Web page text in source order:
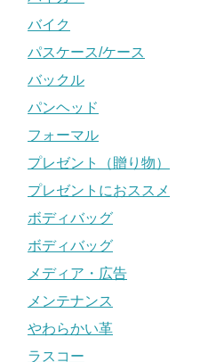
バイク
パスケース/ケース
バックル
パンヘッド
フォーマル
プレゼント（贈り物）
プレゼントにおススメ
ボディバッグ
ボディバッグ
メディア・広告
メンテナンス
やわらかい革
ラスコー